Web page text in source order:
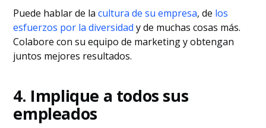
Puede hablar de lacultura de su empresa, de los
esfuerzos por la diversidad y de muchas cosas más.
Colabore con su equipo de marketing y obtengan
juntos mejores resultados.
4. Implique a todos sus
empleados